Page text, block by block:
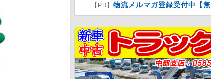
【PR】物流メルマガ登録受付中【無